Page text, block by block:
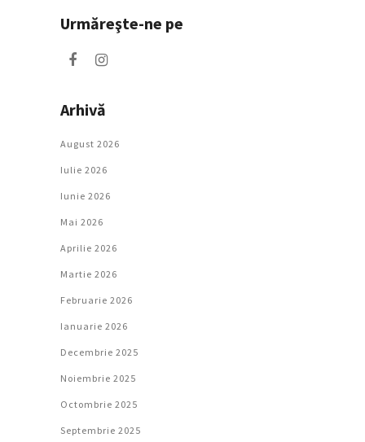
Urmăreşte-ne pe
Arhivă
August 2026
Iulie 2026
Iunie 2026
Mai 2026
Aprilie 2026
Martie 2026
Februarie 2026
Ianuarie 2026
Decembrie 2025
Noiembrie 2025
Octombrie 2025
Septembrie 2025